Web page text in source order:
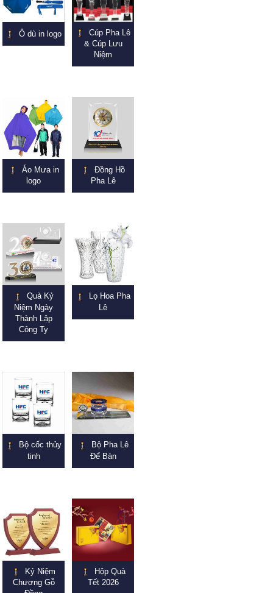
Ô dù in logo
Cúp Pha Lê
& Cúp Lưu
Niệm
Áo Mưa in
logo
Đồng Hồ
Pha Lê
Quà Kỷ
Niệm Ngày
Thành Lập
Công Ty
Lọ Hoa Pha
Lê
Bộ cốc thủy
tinh
Bộ Pha Lê
Để Bàn
Kỷ Niệm
Chương Gỗ
Hộp Quà
Tết 2026